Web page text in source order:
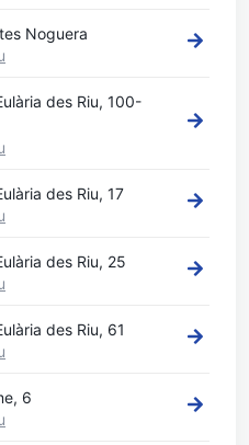
Noguera
des Riu, 100-
des Riu, 17
des Riu, 25
des Riu, 61
6